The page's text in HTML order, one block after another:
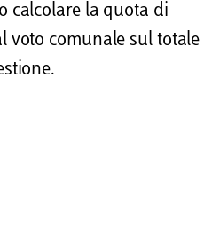
calcolare la quota di
voto comunale sul totale